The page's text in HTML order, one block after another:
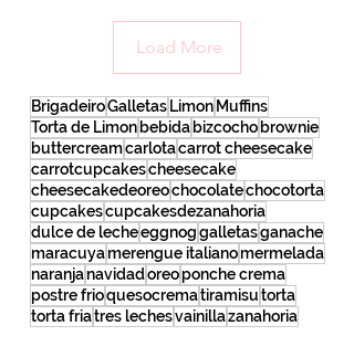
Load More
BrigadeiroGalletasLimonMuffins
Torta de Limonbebidabizcochobrownie
buttercreamcarlotacarrot cheesecake
carrotcupcakescheesecake
cheesecakedeoreochocolatechocotorta
cupcakes cupcakesdezanahoria
dulce de lecheeggnoggalletasganache
maracuyamerengue italianomermelada
naranjanavidadoreoponche crema